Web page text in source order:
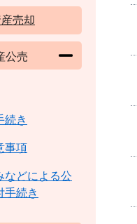
売却
公売
続き
事項
などによる公
手続き